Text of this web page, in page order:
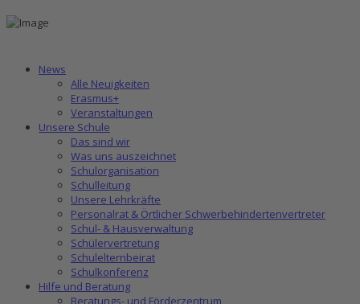
News
Alle Neuigkeiten
Erasmus+
Veranstaltungen
Unsere Schule
Das sind wir
Was uns auszeichnet
Schulorganisation
Schulleitung
Unsere Lehrkräfte
Personalrat & Örtlicher Schwerbehindertenvertreter
Schul- & Hausverwaltung
Schülervertretung
Schulelternbeirat
Schulkonferenz
Hilfe und Beratung
Beratungs- und Förderzentrum